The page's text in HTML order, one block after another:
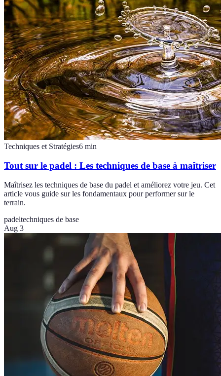
Techniques et Stratégies6 min
Tout sur le padel : Les techniques de base à maîtriser
Maîtrisez les techniques de base du padel et améliorez votre jeu. Cet
article vous guide sur les fondamentaux pour performer sur le
terrain.
padeltechniques de base
Aug 3